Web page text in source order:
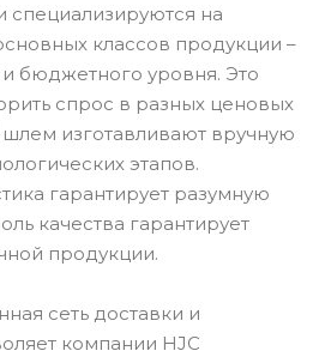
специализируются на
классов продукции –
бюджетного уровня. Это
спрос в разных ценовых
изготавливают вручную
этапов.
гарантирует разумную
качества гарантирует
продукции.
сеть доставки и
компании HJC